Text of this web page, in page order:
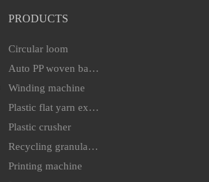
PRODUCTS
Circular loom
Auto PP woven bag cutting & sewing machine
Winding machine
Plastic flat yarn extruder line
Plastic crusher
Recycling granulator
Printing machine